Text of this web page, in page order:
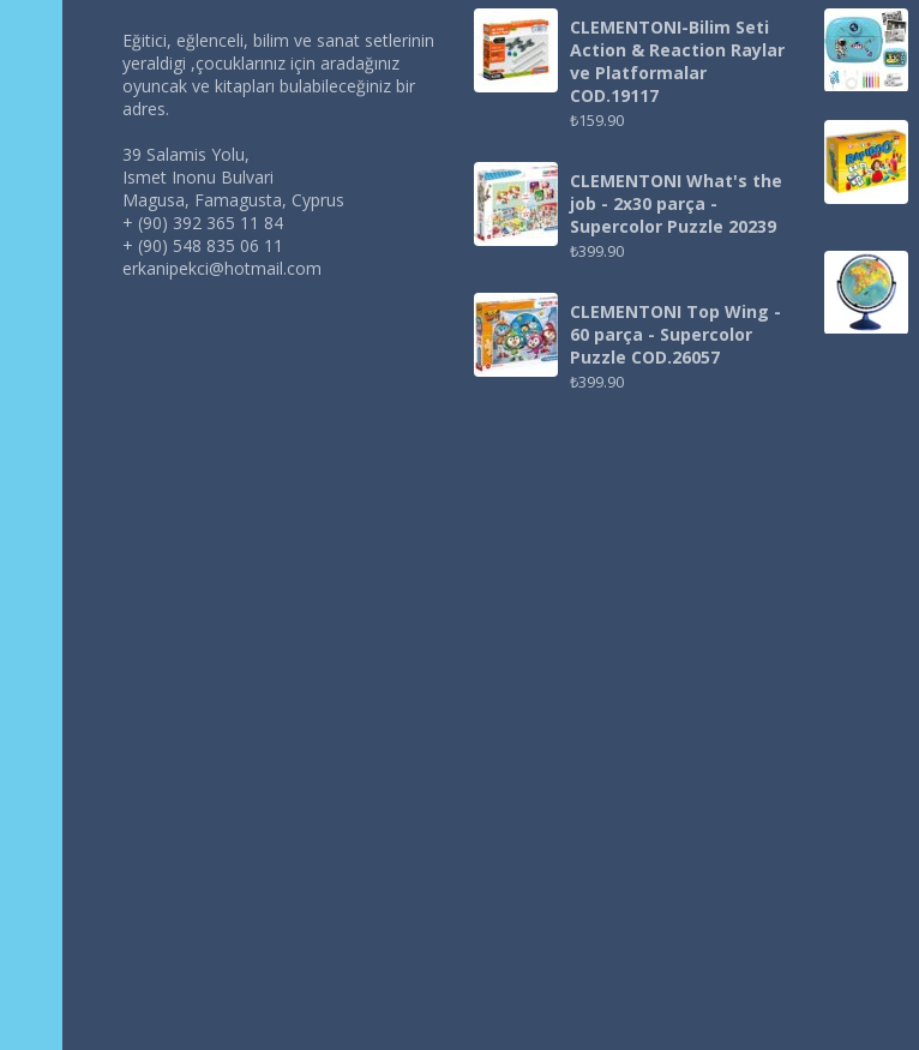
Eğitici, eğlenceli, bilim ve sanat setlerinin
yeraldigi ,çocuklarınız için aradağınız
oyuncak ve kitapları bulabileceğiniz bir
adres.
39 Salamis Yolu,
Ismet Inonu Bulvari
Magusa, Famagusta, Cyprus
+ (90) 392 365 11 84
+ (90) 548 835 06 11
erkanipekci@hotmail.com
CLEMENTONI-Bilim Seti
Action & Reaction Raylar
ve Platformalar
COD.19117
₺159.90
CLEMENTONI What's the
job - 2x30 parça -
Supercolor Puzzle 20239
₺399.90
CLEMENTONI Top Wing -
60 parça - Supercolor
Puzzle COD.26057
₺399.90